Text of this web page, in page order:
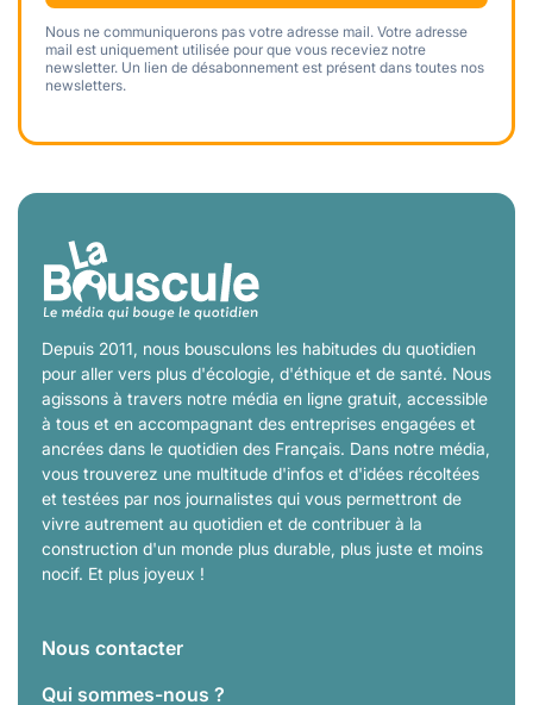
Nous ne communiquerons pas votre adresse mail. Votre adresse
mail est uniquement utilisée pour que vous receviez notre
newsletter. Un lien de désabonnement est présent dans toutes nos
newsletters.
Depuis 2011, nous bousculons les habitudes du quotidien
pour aller vers plus d'écologie, d'éthique et de santé. Nous
agissons à travers notre média en ligne gratuit, accessible
à tous et en accompagnant des entreprises engagées et
ancrées dans le quotidien des Français. Dans notre média,
vous trouverez une multitude d'infos et d'idées récoltées
et testées par nos journalistes qui vous permettront de
vivre autrement au quotidien et de contribuer à la
construction d'un monde plus durable, plus juste et moins
nocif. Et plus joyeux !
Nous contacter
Qui sommes-nous ?